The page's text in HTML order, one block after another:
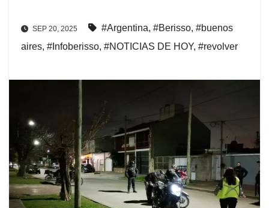
SEP 20, 2025 #Argentina, #Berisso, #buenos
aires, #Infoberisso, #NOTICIAS DE HOY, #revolver